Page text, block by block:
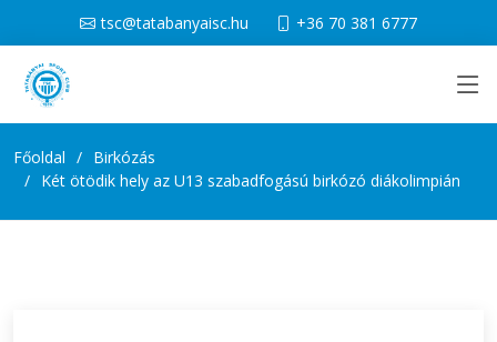
tsc@tatabanyaisc.hu +36 70 381 6777
Főoldal
Birkózás
Két ötödik hely az U13 szabadfogású birkózó diákolimpián